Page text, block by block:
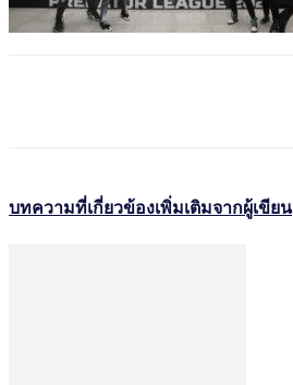
บทความที่เกี่ยวข้องเพิ่มเติมจากผู้เขียน